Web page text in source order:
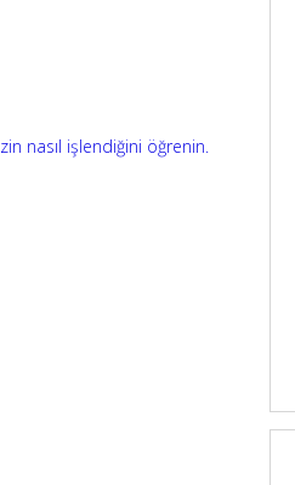
nasıl işlendiğini öğrenin.